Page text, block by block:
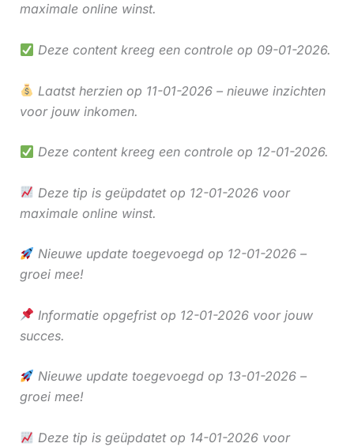
maximale online winst.
Deze content kreeg een controle op 09-01-2026.
Laatst herzien op 11-01-2026 – nieuwe inzichten
voor jouw inkomen.
Deze content kreeg een controle op 12-01-2026.
Deze tip is geüpdatet op 12-01-2026 voor
maximale online winst.
Nieuwe update toegevoegd op 12-01-2026 –
groei mee!
Informatie opgefrist op 12-01-2026 voor jouw
succes.
Nieuwe update toegevoegd op 13-01-2026 –
groei mee!
Deze tip is geüpdatet op 14-01-2026 voor